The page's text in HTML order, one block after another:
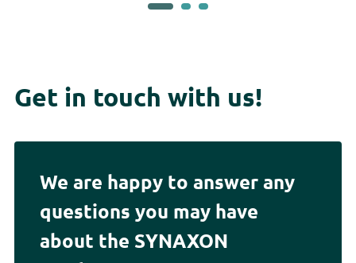
Get in touch with us!
We are happy to answer any
questions you may have
about the SYNAXON